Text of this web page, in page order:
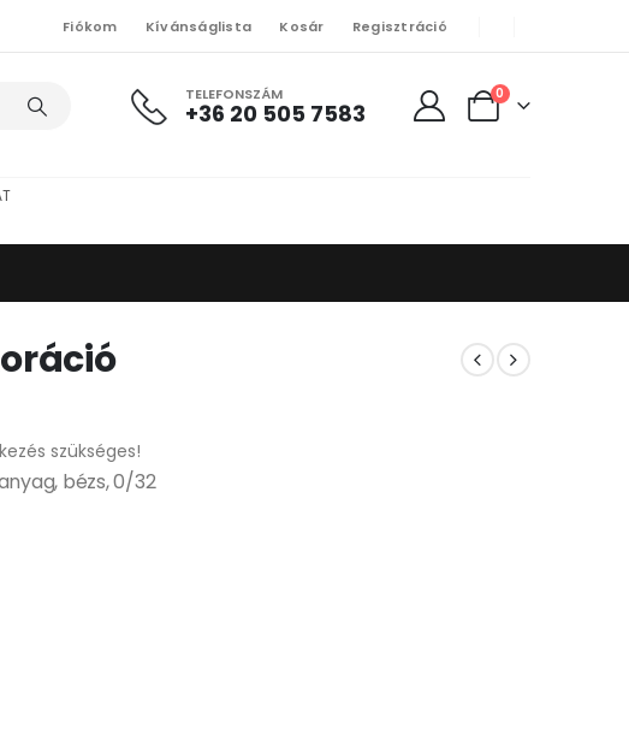
Fiókom Kívánságlista Kosár Regisztráció
TELEFONSZÁM
+36 20 505 7583
0
szükséges!
bézs, 0/32